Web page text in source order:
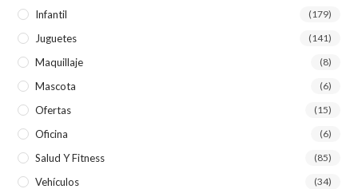
Infantil (179)
Juguetes (141)
Maquillaje (8)
Mascota (6)
Ofertas (15)
Oficina (6)
Salud Y Fitness (85)
Vehículos (34)